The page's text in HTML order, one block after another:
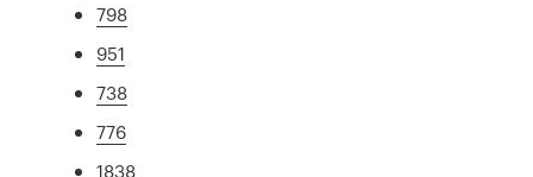
798
951
738
776
1838